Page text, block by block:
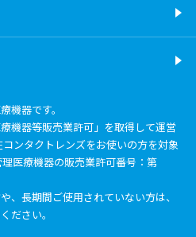
機器です。
機器等販売業許可」を取得して運営
ンタクトレンズをお使いの方を対象
医療機器の販売業許可番号：第
、長期間ご使用されていない方は、
ださい。